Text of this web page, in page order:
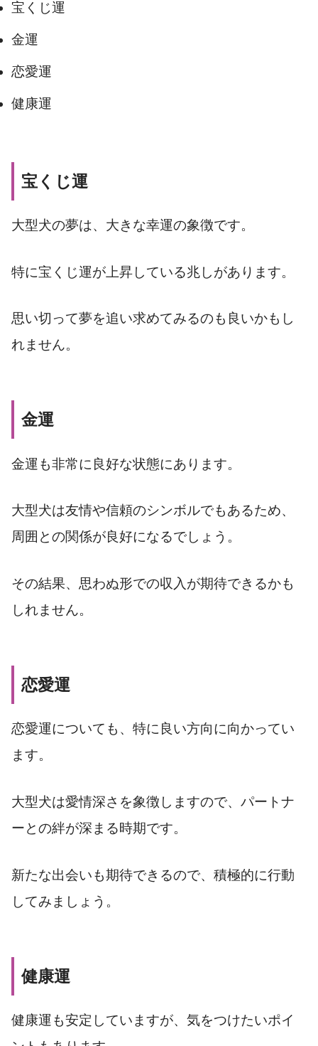
宝くじ運
金運
恋愛運
健康運
宝くじ運
大型犬の夢は、大きな幸運の象徴です。
特に宝くじ運が上昇している兆しがあります。
思い切って夢を追い求めてみるのも良いかもし
れません。
金運
金運も非常に良好な状態にあります。
大型犬は友情や信頼のシンボルでもあるため、
周囲との関係が良好になるでしょう。
その結果、思わぬ形での収入が期待できるかも
しれません。
恋愛運
恋愛運についても、特に良い方向に向かってい
ます。
大型犬は愛情深さを象徴しますので、パートナ
ーとの絆が深まる時期です。
新たな出会いも期待できるので、積極的に行動
してみましょう。
健康運
健康運も安定していますが、気をつけたいポイ